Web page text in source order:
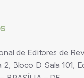
de Editores de
2, Bloco D, Sala 101,